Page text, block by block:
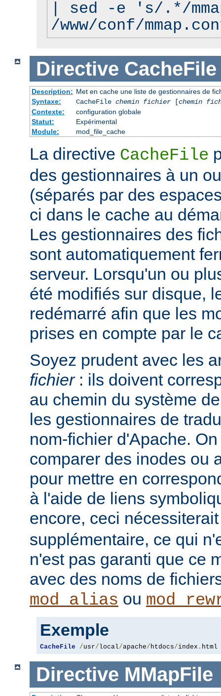
| sed -e 's/.*/
/www/conf/
Directive CacheFile
Description: Met en cache une liste de gestionnaires de
Syntaxe:
CacheFile chemin fichier[chemin
Contexte:
configuration globale
Statut:
Expérimental
Module:
mod_file_cache
La directive CacheFile
des gestionnaires à un
(séparés par des
ci dans le cache au
Les gestionnaires des
sont automatiquement
serveur. Lorsqu'un ou
été modifiés sur disque,
redémarré afin que les
prises en compte par le
Soyez prudent avec les
fichier: ils doivent
au chemin du système
les gestionnaires de
nom-fichier d'Apache.
comparer des inodes ou
pour mettre en
à l'aide de liens
encore, ceci
supplémentaire, ce qui
n'est pas garanti que ce
avec des noms de
mod_alias ou
Exemple
CacheFile /usr/local/apache/htdocs/index . html
Directive MMapFile